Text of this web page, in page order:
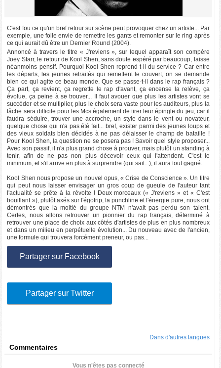
C'est fou ce qu'un bref retour sur scène peut provoquer chez un artiste... Par
exemple, une folle envie de remettre les gants et remonter sur le ring après
ce qui aurait dû être un Dernier Round (2004).
Annoncé à travers le titre « J'reviens », sur lequel apparaît son compère
Joey Starr, le retour de Kool Shen, sans doute espéré par beaucoup, laisse
néanmoins pensif. Pourquoi Kool Shen reprend-t-il du service ? Car entre
les départs, les jeunes retraités qui remettent le couvert, on se demande
bien ce qui agite ce beau monde. Que se passe-t-il dans le rap français ?
Ça part, ça revient, ça regrette le rap d'avant, ça encense la relève, ça
évolue, ça peine à se trouver... Il faut avouer que plus les artistes vont se
succéder et se multiplier, plus le choix sera vaste pour les auditeurs, plus la
tâche sera difficile pour les Mcs également de tirer leur épingle du jeu, car il
faudra séduire, trouver une accroche, un style dans le vent ou novateur,
quelque chose qui n'a pas été fait... bref, exister parmi des jeunes loups et
des vieux soldats bien décidés à ne pas délaisser le champ de bataille !
Pour Kool Shen, la question ne se posera pas ! Savoir quel style proposer...
Avec son passif, il n'a plus grand chose à prouver, mais plutôt un standing à
tenir, afin de ne pas non plus décevoir ceux qui l'attendent. C'est le
minimum, et s'il arrive en plus à surprendre (qui sait...), il aura tout gagné.
Kool Shen nous propose un nouvel opus, « Crise de Conscience ». Un titre
qui peut nous laisser envisager un gros coup de gueule de l'auteur tant
l'actualité se prête à la révolte ! Deux morceaux (« J'reviens » et « C'est
bouillant »), plutôt axés sur l'égotrip, la punchline et l'énergie pure, nous ont
démontrés que la moitié du groupe NTM n'avait pas perdu son talent.
Certes, nous allons retrouver un pionnier du rap français, déterminé à
retrouver une place de choix aux côtés d'artistes de plus en plus nombreux
et dans un milieu en perpétuelle évolution... Du nouveau avec de l'ancien,
une formule qui trouvera forcément preneur, ou pas...
Partager sur Facebook
Partager sur Twitter
Dans d'autres langues
Commentaires
Vous n'êtes pas connecté